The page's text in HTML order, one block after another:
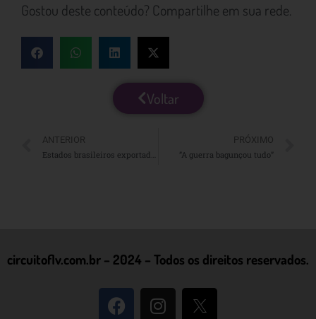
Gostou deste conteúdo? Compartilhe em sua rede.
Voltar
ANTERIOR
PRÓXIMO
”A guerra bagunçou tudo”
circuitoflv.com.br – 2024 – Todos os direitos reservados.